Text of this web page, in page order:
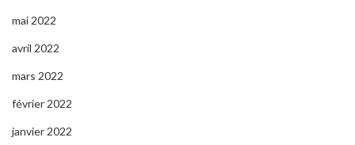
mai 2022
avril 2022
mars 2022
février 2022
janvier 2022